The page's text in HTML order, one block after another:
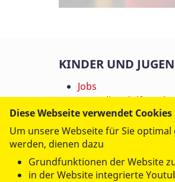
KINDER UND
Jobs
Bergvilla Adolf
Betreutes Wohnen
Einzelwohnen
Einzel- und
Freies
Joachimsthaler Arche
Diese Webseite verwendet Cookies
Um unsere Webseite für Sie
werden, dienen dazu
Grundfunktionen der Website
in der Website integrierte